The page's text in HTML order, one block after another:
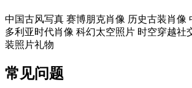
中国古风写真 赛博朋克肖像 历史古装肖像
多利亚时代肖像 科幻太空照片 时空穿越社
装照片礼物
常见问题